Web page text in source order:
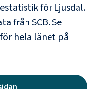
för Ljusdal.
från SCB.Se
hela länet på